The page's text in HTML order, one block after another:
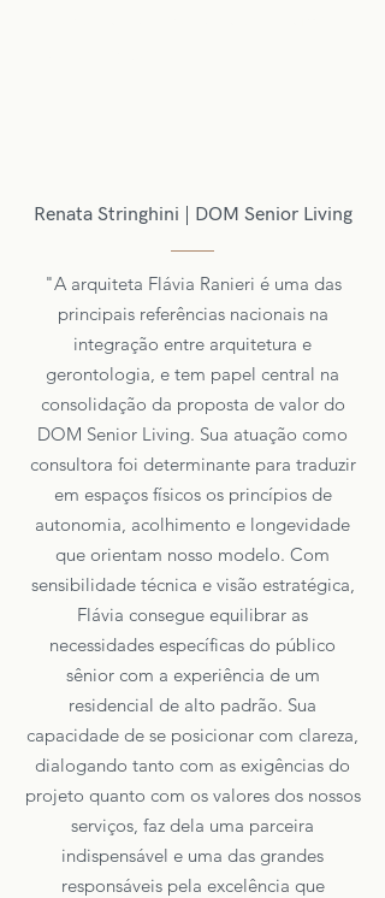
Renata Stringhini | DOM Senior Living
"A arquiteta Flávia Ranieri é uma das
principais referências nacionais na
integração entre arquitetura e
gerontologia, e tem papel central na
consolidação da proposta de valor do
DOM Senior Living. Sua atuação como
consultora foi determinante para traduzir
em espaços físicos os princípios de
autonomia, acolhimento e longevidade
que orientam nosso modelo. Com
sensibilidade técnica e visão estratégica,
Flávia consegue equilibrar as
necessidades específicas do público
sênior com a experiência de um
residencial de alto padrão. Sua
capacidade de se posicionar com clareza,
dialogando tanto com as exigências do
projeto quanto com os valores dos nossos
serviços, faz dela uma parceira
indispensável e uma das grandes
responsáveis pela excelência que